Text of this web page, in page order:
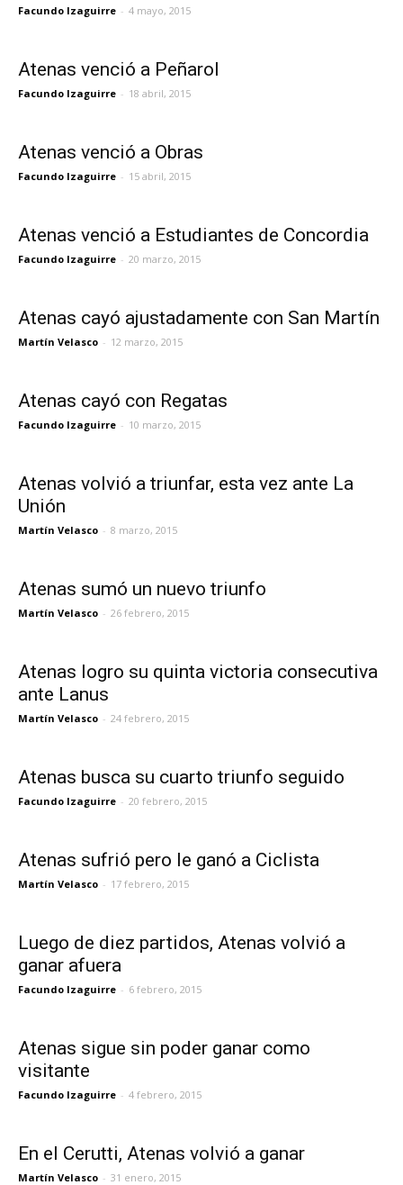
Facundo Izaguirre - 4 mayo, 2015
Atenas venció a Peñarol
Facundo Izaguirre - 18 abril, 2015
Atenas venció a Obras
Facundo Izaguirre - 15 abril, 2015
Atenas venció a Estudiantes de Concordia
Facundo Izaguirre - 20 marzo, 2015
Atenas cayó ajustadamente con San Martín
Martín Velasco - 12 marzo, 2015
Atenas cayó con Regatas
Facundo Izaguirre - 10 marzo, 2015
Atenas volvió a triunfar, esta vez ante La
Unión
Martín Velasco - 8 marzo, 2015
Atenas sumó un nuevo triunfo
Martín Velasco - 26 febrero, 2015
Atenas logro su quinta victoria consecutiva
ante Lanus
Martín Velasco - 24 febrero, 2015
Atenas busca su cuarto triunfo seguido
Facundo Izaguirre - 20 febrero, 2015
Atenas sufrió pero le ganó a Ciclista
Martín Velasco - 17 febrero, 2015
Luego de diez partidos, Atenas volvió a
ganar afuera
Facundo Izaguirre - 6 febrero, 2015
Atenas sigue sin poder ganar como
visitante
Facundo Izaguirre - 4 febrero, 2015
En el Cerutti, Atenas volvió a ganar
Martín Velasco - 31 enero, 2015